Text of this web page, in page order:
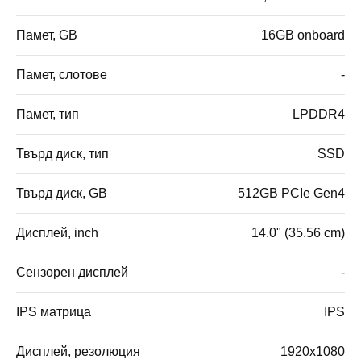
Памет, GB 16GB onboard
Памет, слотове -
Памет, тип LPDDR4
Твърд диск, тип SSD
Твърд диск, GB 512GB PCIe Gen4
Дисплей, inch 14.0" (35.56 cm)
Сензорен дисплей -
IPS матрица IPS
Дисплей, резолюция 1920x1080